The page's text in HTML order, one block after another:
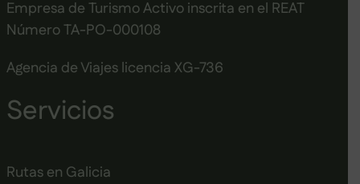
Empresa de Turismo Activo inscrita en el REAT
Número TA-PO-000108
Agencia de Viajes licencia XG-736
Servicios
Rutas en Galicia